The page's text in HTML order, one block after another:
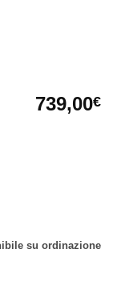
739,00€
su ordinazione
TRATTAMENTO